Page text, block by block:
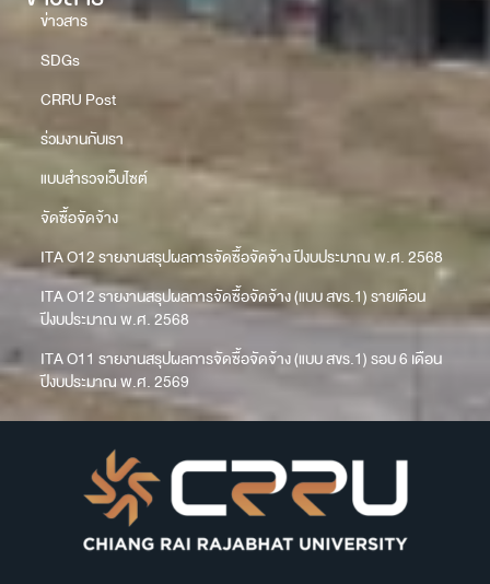
ข่าวสาร
SDGs
CRRU Post
ร่วมงานกับเรา
แบบสำรวจเว็บไซต์
จัดซื้อจัดจ้าง
ITA O12 รายงานสรุปผลการจัดซื้อจัดจ้าง ปีงบประมาณ พ.ศ. 2568
ITA O12 รายงานสรุปผลการจัดซื้อจัดจ้าง (แบบ สขร.1) รายเดือน
ปีงบประมาณ พ.ศ. 2568
ITA O11 รายงานสรุปผลการจัดซื้อจัดจ้าง (แบบ สขร.1) รอบ 6 เดือน
ปีงบประมาณ พ.ศ. 2569